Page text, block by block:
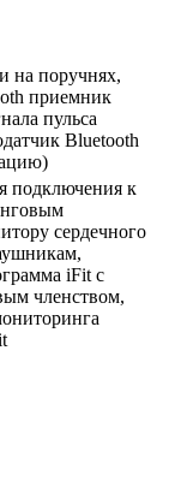
на поручнях,
приемник
пульса
Bluetooth
подключения к
сердечного
iFit с
членством,